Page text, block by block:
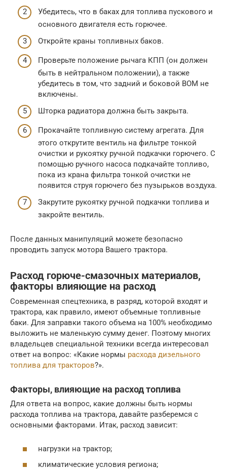
Убедитесь, что в баках для топлива пускового и
основного двигателя есть горючее.
Откройте краны топливных баков.
Проверьте положение рычага КПП (он должен
быть в нейтральном положении), а также
убедитесь в том, что задний и боковой ВОМ не
включены.
Шторка радиатора должна быть закрыта.
Прокачайте топливную систему агрегата. Для
этого открутите вентиль на фильтре тонкой
очистки и рукоятку ручной подкачки горючего. С
помощью ручного насоса подкачайте топливо,
пока из крана фильтра тонкой очистки не
появится струя горючего без пузырьков воздуха.
Закрутите рукоятку ручной подкачки топлива и
закройте вентиль.
После данных манипуляций можете безопасно
проводить запуск мотора Вашего трактора.
Расход горюче-смазочных материалов,
факторы влияющие на расход
Современная спецтехника, в разряд, которой входят и
трактора, как правило, имеют объемные топливные
баки. Для заправки такого объема на 100% необходимо
выложить не маленькую сумму денег. Поэтому многих
владельцев специальной техники всегда интересовал
ответ на вопрос: «Какие нормы расхода дизельного
топлива для тракторов?».
Факторы, влияющие на расход топлива
Для ответа на вопрос, какие должны быть нормы
расхода топлива на трактора, давайте разберемся с
основными факторами. Итак, расход зависит:
нагрузки на трактор;
климатические условия региона;